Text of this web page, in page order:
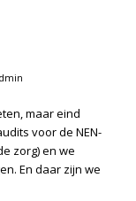
maar eind
voor de NEN-
zorg) en we
En daar zijn we